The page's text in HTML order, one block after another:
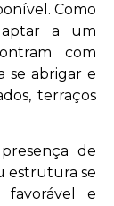
Como
a um
com
se abrigar e
terraços
de
estrutura se
favorável e